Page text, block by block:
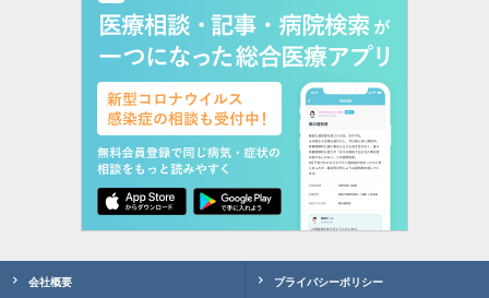
会社概要 プライバシーポリシー